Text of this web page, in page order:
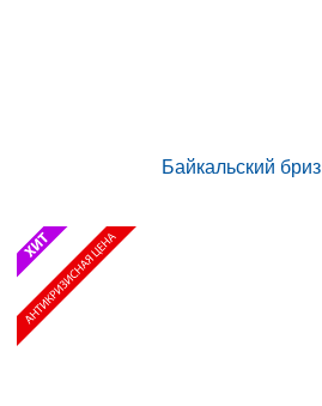
Байкальский бриз